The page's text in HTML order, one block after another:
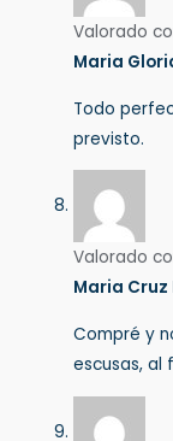
Valorado
Maria
Todo
previsto.
Valorado
Maria Cruz
Compré y
escusas, al